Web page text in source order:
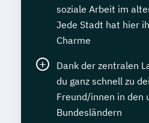
soziale Arbeit im
Jede Stadt hat hier
Charme
Dank der zentralen
du ganz schnell zu
Freund/innen in den
Bundesländern